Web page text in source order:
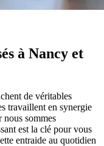
à Nancy et
de véritables
travaillent en synergie
nous sommes
est la clé pour vous
entraide au quotidien